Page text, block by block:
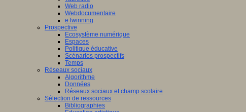
Web radio
Webdocumentaire
eTwinning
Prospective
Ecosystème numérique
Espaces
Politique éducative
Scénarios prospectifs
Temps
Réseaux sociaux
Algorithme
Données
Réseaux sociaux et champ scolaire
Sélection de ressources
Bibliographies